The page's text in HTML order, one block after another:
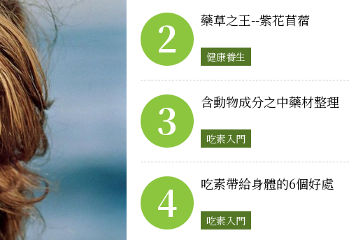
2 藥草之王--紫花苜蓿
健康養生
3 含動物成分之中藥材整理
吃素入門
4 吃素帶給身體的6個好處
吃素入門